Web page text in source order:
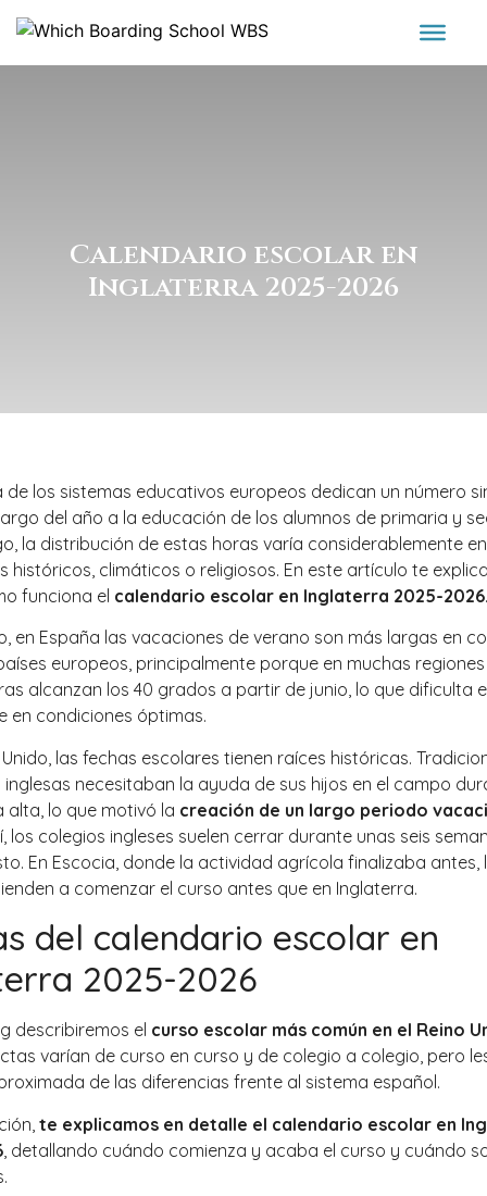
Calendario escolar en
Inglaterra 2025-2026
de los sistemas educativos europeos dedican un número
del año a la educación de los alumnos de primaria y
la distribución de estas horas varía considerablemente
históricos, climáticos o religiosos. En este artículo te
funciona el calendario escolar en Inglaterra 2025-2026.
en España las vacaciones de verano son más largas en
europeos, principalmente porque en muchas
alcanzan los 40 grados a partir de junio, lo que dificulta
en condiciones óptimas.
Unido, las fechas escolares tienen raíces históricas.
inglesas necesitaban la ayuda de sus hijos en el campo
lo que motivó la creación de un largo periodo
los colegios ingleses suelen cerrar durante unas seis
En Escocia, donde la actividad agrícola finalizaba antes,
a comenzar el curso antes que en Inglaterra.
del calendario escolar en
2025-2026
describiremos el curso escolar más común en el Reino
varían de curso en curso y de colegio a colegio, pero
de las diferencias frente al sistema español.
te explicamos en detalle el calendario escolar en
, detallando cuándo comienza y acaba el curso y cuándo